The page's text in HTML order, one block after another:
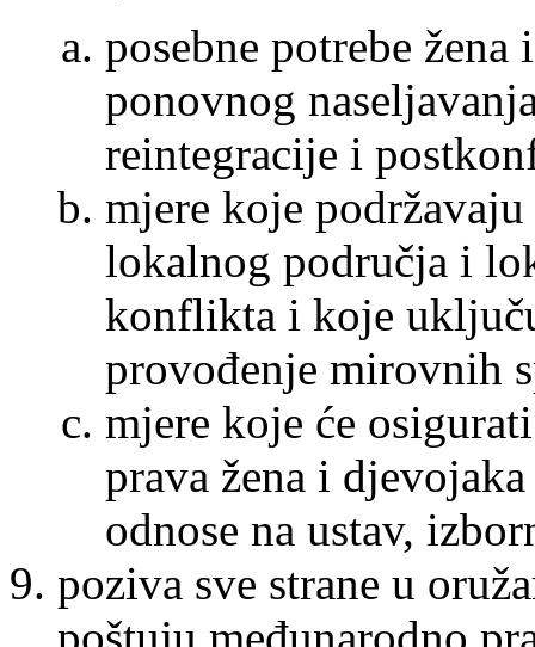
posebne potrebe
ponovnog
reintegracije i
mjere koje
lokalnog područja i
konflikta i koje
provođenje mirovnih
mjere koje će
prava žena i
odnose na ustav,
poziva sve strane u
poštuju međunarodno